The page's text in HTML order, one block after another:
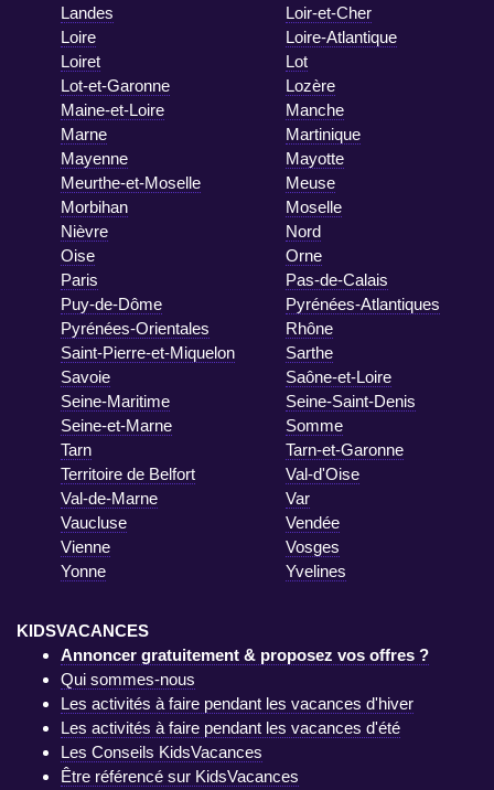
Landes
Loir-et-Cher
Loire
Loire-Atlantique
Loiret
Lot
Lot-et-Garonne
Lozère
Maine-et-Loire
Manche
Marne
Martinique
Mayenne
Mayotte
Meurthe-et-Moselle
Meuse
Morbihan
Moselle
Nièvre
Nord
Oise
Orne
Paris
Pas-de-Calais
Puy-de-Dôme
Pyrénées-Atlantiques
Pyrénées-Orientales
Rhône
Saint-Pierre-et-Miquelon
Sarthe
Savoie
Saône-et-Loire
Seine-Maritime
Seine-Saint-Denis
Seine-et-Marne
Somme
Tarn
Tarn-et-Garonne
Territoire de Belfort
Val-d'Oise
Val-de-Marne
Var
Vaucluse
Vendée
Vienne
Vosges
Yonne
Yvelines
KIDSVACANCES
Annoncer gratuitement & proposez vos offres ?
Qui sommes-nous
Les activités à faire pendant les vacances d'hiver
Les activités à faire pendant les vacances d'été
Les Conseils KidsVacances
Être référencé sur KidsVacances